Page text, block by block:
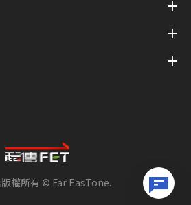
權所有 © Far EasTone.